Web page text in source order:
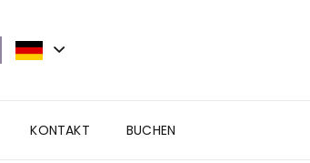
KONTAKT BUCHEN